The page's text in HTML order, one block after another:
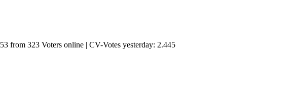
53 from 323 Voters online | CV-Votes yesterday: 2.445